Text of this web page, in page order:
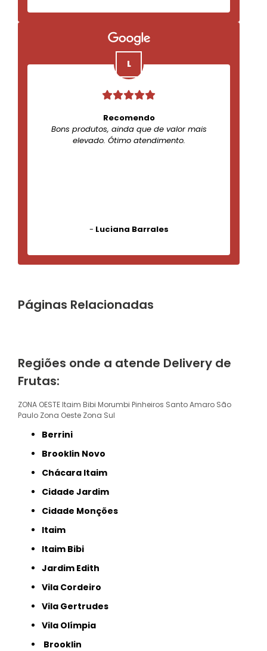
Recomendo
Bons produtos, ainda que de valor mais
elevado. Ótimo atendimento.
- Luciana Barrales
Páginas Relacionadas
Regiões onde a atende Delivery de
Frutas:
ZONA OESTE Itaim Bibi Morumbi Pinheiros Santo Amaro São
Paulo Zona Oeste Zona Sul
Berrini
Brooklin Novo
Chácara Itaim
Cidade Jardim
Cidade Monções
Itaim
Itaim Bibi
Jardim Edith
Vila Cordeiro
Vila Gertrudes
Vila Olímpia
Brooklin